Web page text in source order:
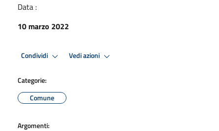
Data :
10 marzo 2022
Condividi Vedi azioni
Categorie:
Comune
Argomenti: